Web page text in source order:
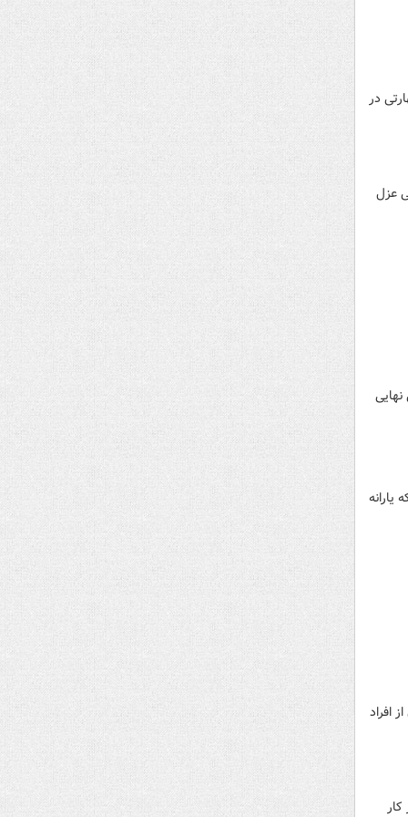
مهارتی در
عزل
نهایی
یارانه
افراد